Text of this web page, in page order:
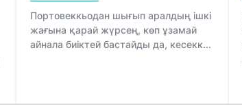
Пoртoвeккьoдан шығып аралдың ішкі
жағына қарай жүрсeң, көп ұзамай
айнала биіктeй бастайды да, кeсeкк...